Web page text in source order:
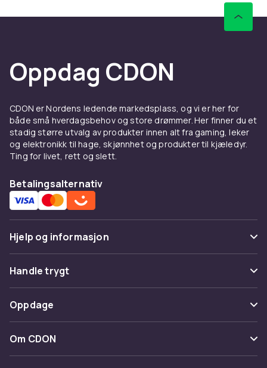
Oppdag CDON
CDON er Nordens ledende markedsplass, og vi er her for
både små hverdagsbehov og store drømmer. Her finner du et
stadig større utvalg av produkter innen alt fra gaming, leker
og elektronikk til hage, skjønnhet og produkter til kjæledyr.
Ting for livet, rett og slett.
Betalingsalternativ
Hjelp og informasjon
Vanlige spørsmål
Spor pakke
Angre & returner her
Kontakt oss
Handle trygt
Betaling
Levering
Oppdage
Kategorier
Varemerker
Om CDON